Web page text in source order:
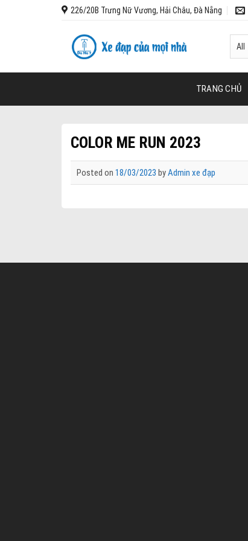
226/20B Trưng Nữ Vương, Hải Châu, Đà Nẵng
TRANG CHỦ
COLOR ME RUN 2023
Posted on 18/03/2023 byAdmin xe đạp